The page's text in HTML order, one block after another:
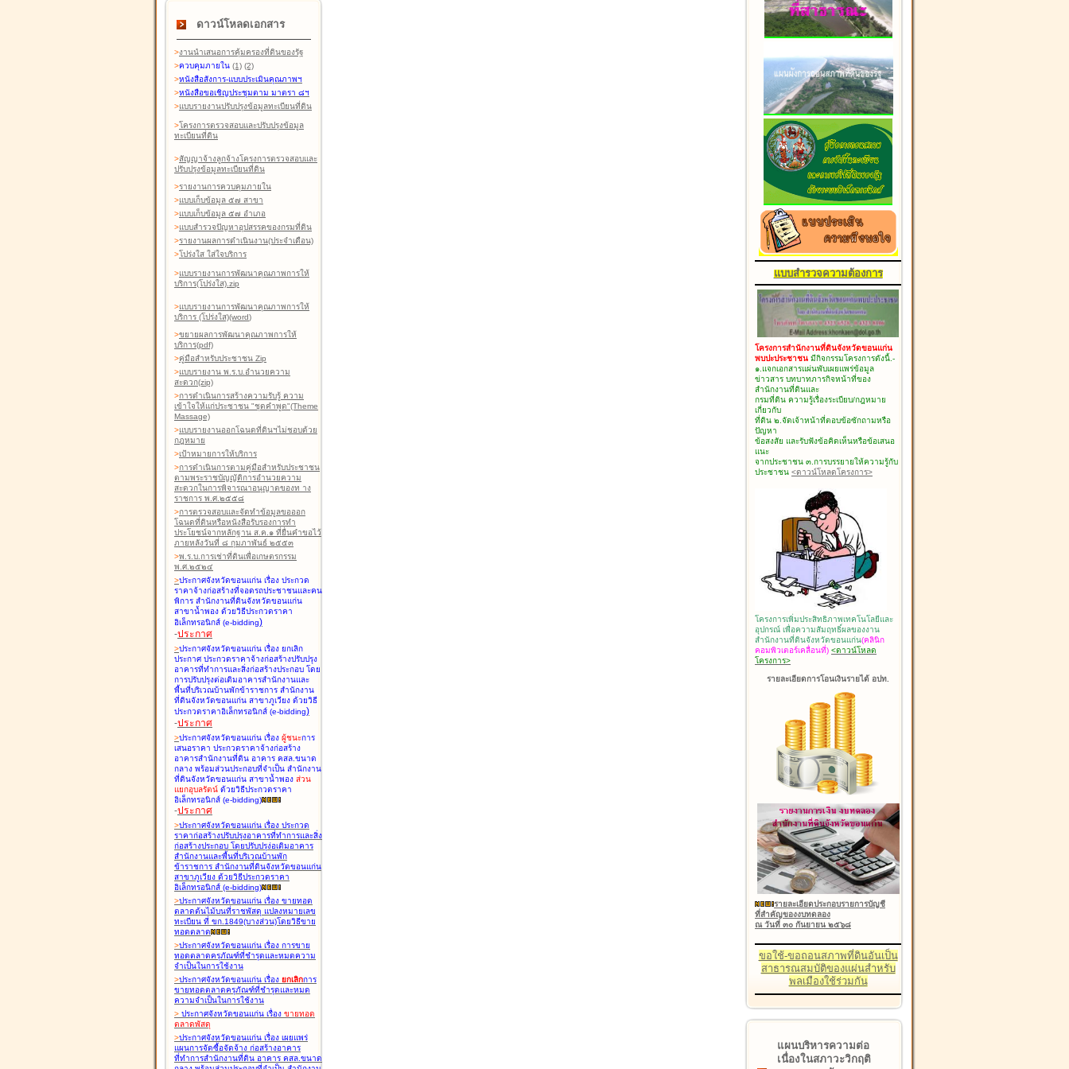
ดาวน์โหลดเอกสาร
>งานนำเสนอการคุ้มครองที่ดินของรัฐ
>ควบคุมภายใน (1) (2)
>หนังสือสังการ-แบบประเมินคุณภาพฯ
>หนังสือขอเชิญประชุมตาม มาตรา ๘ฯ
>แบบรายงานปรับปรุงข้อมูลทะเบียนที่ดิน
>โครงการตรวจสอบและปรับปรุงข้อมูล
ทะเบียนที่ดิน
>สัญญาจ้างลูกจ้างโครงการตรวจสอบและ
ปรับปรุงข้อมูลทะเบียนที่ดิน
>รายงานการควบคุมภายใน
>แบบเก็บข้อมูล ๕๗ สาขา
>แบบเก็บข้อมูล ๕๗ อำเภอ
>แบบสำรวจปัญหาอุปสรรคของกรมที่ดิน
>รายงานผลการดำเนินงาน(ประจำเดือน)
>โปร่งใส ใส่ใจบริการ
>แบบรายงานการพัฒนาคุณภาพการให้
บริการ(โปร่งใส).zip
>แบบรายงานการพัฒนาคุณภาพการให้
บริการ (โปร่งใส)(word)
>ขยายผลการพัฒนาคุณภาพการให้
บริการ(pdf)
>คู่มือสำหรับประชาชน Zip
>แบบรายงาน พ.ร.บ.อำนวยความ
สะดวก(zip)
>การดำเนินการสร้างความรับรู้ ความ
เข้าใจให้แก่ประชาชน "ชุดคำพูด"(Theme
Massage)
>แบบรายงานออกโฉนดที่ดินฯไม่ชอบด้วย
กฎหมาย
>เป้าหมายการให้บริการ
>การดำเนินการตามคู่มือสำหรับประชาชน
ตามพระราชบัญญัติการอำนวยความ
สะดวกในการพิจารณาอนุญาตของท าง
ราชการ พ.ศ.๒๕๕๘
>การตรวจสอบและจัดทำข้อมูลขอออก
โฉนดที่ดินหรือหนังสือรับรองการทำ
ประโยชน์จากหลักฐาน ส.ค.๑ ที่ยื่นคำขอไว้
ภายหลังวันที่ ๘ กุมภาพันธ์ ๒๕๕๓
>พ.ร.บ.การเช่าที่ดินเพื่อเกษตรกรรม
พ.ศ.๒๕๒๔
>ประกาศจังหวัดขอนแก่น เรื่อง ประกวด
ราคาจ้างก่อสร้างที่จอดรถประชาชนและคน
พิการ สำนักงานที่ดินจังหวัดขอนแก่น
สาขาน้ำพอง ด้วยวิธีประกวดราคา
อิเล็กทรอนิกส์ (e-bidding)
-ประกาศ
>ประกาศจังหวัดขอนแก่น เรื่อง ยกเลิก
ประกาศ ประกวดราคาจ้างก่อสร้างปรับปรุง
อาคารที่ทำการและสิ่งก่อสร้างประกอบ โดย
การปรับปรุงต่อเติมอาคารสำนักงานและ
พื้นที่บริเวณบ้านพักข้าราชการ สำนักงาน
ที่ดินจังหวัดขอนแก่น สาขาภูเวียง ด้วยวิธี
ประกวดราคาอิเล็กทรอนิกส์ (e-bidding)
-ประกาศ
>ประกาศจังหวัดขอนแก่น เรื่อง ผู้ชนะการ
เสนอราคา ประกวดราคาจ้างก่อสร้าง
อาคารสำนักงานที่ดิน อาคาร คสล.ขนาด
กลาง พร้อมส่วนประกอบที่จำเป็น สำนักงาน
ที่ดินจังหวัดขอนแก่น สาขาน้ำพอง ส่วน
แยกอุบลรัตน์ ด้วยวิธีประกวดราคา
อิเล็กทรอนิกส์ (e-bidding)
-ประกาศ
>ประกาศจังหวัดขอนแก่น เรื่อง ประกวด
ราคาก่อสร้างปรับปรุงอาคารที่ทำการและสิ่ง
ก่อสร้างประกอบ โดยปรับปรุง่อเติมอาคาร
สำนักงานและพื้นที่บริเวณบ้านพัก
ข้าราชการ สำนักงานที่ดินจังหวัดขอนแก่น
สาขาภูเวียง ด้วยวิธีประกวดราคา
อิเล็กทรอนิกส์ (e-bidding)
>ประกาศจังหวัดขอนแก่น เรื่อง ขายทอด
ตลาดต้นไม้บนที่ราชพัสดุ แปลงหมายเลข
ทะเบียน ที่ ขก.1849(บางส่วน)โดยวิธีขาย
ทอดตลาด
>ประกาศจังหวัดขอนแก่น เรื่อง การขาย
ทอดตลาดครุภัณฑ์ที่ชำรุดและหมดความ
จำเป็นในการใช้งาน
>ประกาศจังหวัดขอนแก่น เรื่อง ยกเลิกการ
ขายทอดตลาดครุภัณฑ์ที่ชำรุดและหมด
ความจำเป็นในการใช้งาน
> ประกาศจังหวัดขอนแก่น เรื่อง ขายทอด
ตลาดพัสดุ
>ประกาศจังหวัดขอนแก่น เรื่อง เผยแพร่
แผนการจัดซื้อจัดจ้าง ก่อสร้างอาคาร
ที่ทำการสำนักงานที่ดิน อาคาร คสล.ขนาด
แบบสำรวจความต้องการ
โครงการสำนักงานที่ดินจังหวัดขอนแก่น
พบปะประชาชน มีกิจกรรมโครงการดังนี้.-
๑.แจกเอกสารแผ่นพับเผยแพร่ข้อมูล
ข่าวสาร บทบาทภารกิจหน้าที่ของ
สำนักงานที่ดินและ
กรมที่ดิน ความรู้เรื่องระเบียบ/กฎหมาย
เกี่ยวกับ
ที่ดิน ๒.จัดเจ้าหน้าที่ตอบข้อซักถามหรือ
ปัญหา
ข้อสงสัย และรับฟังข้อคิดเห็นหรือข้อเสนอ
แนะ
จากประชาชน ๓.การบรรยายให้ความรู้กับ
ประชาชน <ดาวน์โหลดโครงการ>
โครงการเพิ่มประสิทธิภาพเทคโนโลยีและ
อุปกรณ์ เพื่อความสัมฤทธิ์ผลของงาน
สำนักงานที่ดินจังหวัดขอนแก่น(คลินิก
คอมพิวเตอร์เคลื่อนที่) <ดาวน์โหลด
โครงการ>
รายละเอียดการโอนเงินรายได้ อปท.
รายละเอียดประกอบรายการบัญชี
ที่สำคัญของงบทดลอง
ณ วันที่ ๓๐ กันยายน ๒๕๖๘
ขอใช้-ขอถอนสภาพที่ดินอันเป็น
สาธารณสมบัติของแผ่นสำหรับ
พลเมืองใช้ร่วมกัน
แผนบริหารความต่อ
เนื่องในสภาวะวิกฤติ